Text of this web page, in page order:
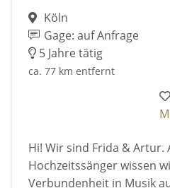
Köln
Gage: auf Anfrage
5 Jahre tätig
ca. 77 km entfernt
Hi! Wir sind Frida & Artur.
Hochzeitssänger wissen
Verbundenheit in Musik